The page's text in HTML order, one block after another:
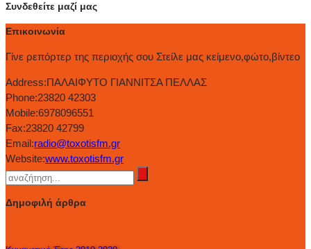
Συνδεθείτε μαζί μας
Επικοινωνία
Γίνε ρεπόρτερ της περιοχής σου Στείλε μας κείμενο,φώτο,βίντεο
Address:ΠΑΛΑΙΦΥΤΟ ΓΙΑΝΝΙΤΣΑ ΠΕΛΛΑΣ
Phone:23820 42303
Mobile:6978096551
Fax:23820 42799
Email:radio@toxotisfm.gr
Website:www.toxotisfm.gr
Δημοφιλή άρθρα